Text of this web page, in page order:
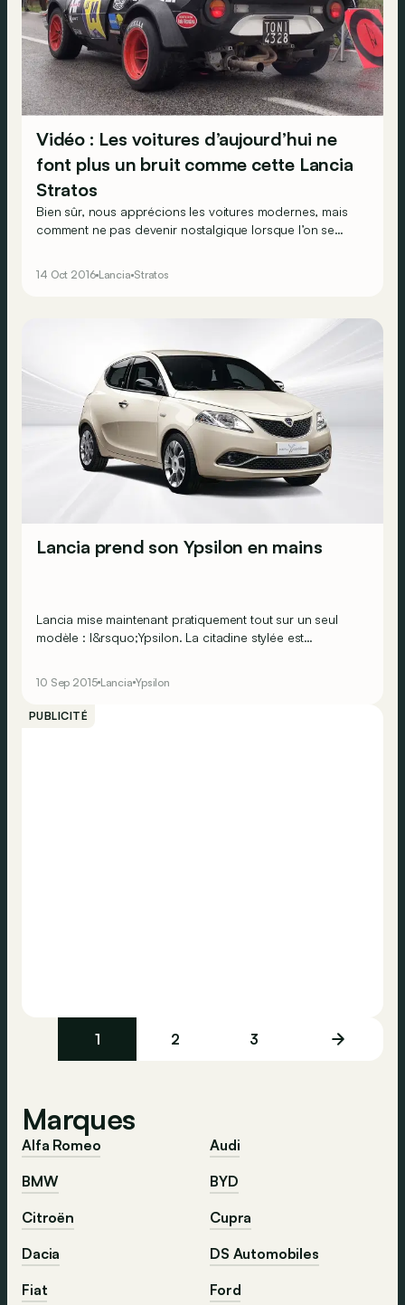
Vidéo : Les voitures d’aujourd’hui ne
font plus un bruit comme cette Lancia
Stratos
Bien sûr, nous apprécions les voitures modernes, mais
comment ne pas devenir nostalgique lorsque l’on se
musique ensorcelante.
14 Oct 2016 Lancia Stratos
Lancia prend son Ypsilon en mains
Lancia mise maintenant pratiquement tout sur un seul
modèle : l&rsquo;Ypsilon. La citadine stylée est
10 Sep 2015 Lancia Ypsilon
PUBLICITÉ
1 2 3
Marques
Alfa Romeo
Audi
BMW
BYD
Citroën
Cupra
Dacia
DS Automobiles
Fiat
Ford